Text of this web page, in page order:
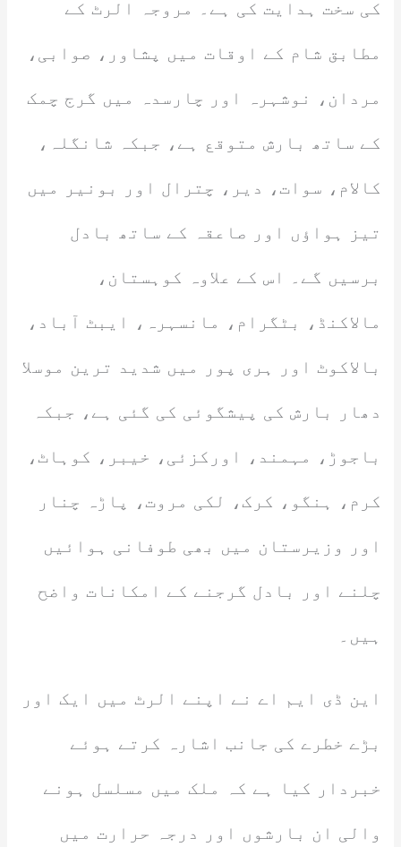
کی سخت ہدایت کی ہے۔ مروجہ الرٹ کے
مطابق شام کے اوقات میں پشاور، صوابی،
مردان، نوشہرہ اور چارسدہ میں گرج چمک
کے ساتھ بارش متوقع ہے، جبکہ شانگلہ،
کالام، سوات، دیر، چترال اور بونیر میں
تیز ہواؤں اور صاعقہ کے ساتھ بادل
برسیں گے۔ اس کے علاوہ کوہستان،
مالاکنڈ، بٹگرام، مانسہرہ، ایبٹ آباد،
بالاکوٹ اور ہری پور میں شدید ترین موسلا
دھار بارش کی پیشگوئی کی گئی ہے، جبکہ
باجوڑ، مہمند، اورکزئی، خیبر، کوہاٹ،
کرم، ہنگو، کرک، لکی مروت، پاڑہ چنار
اور وزیرستان میں بھی طوفانی ہوائیں
چلنے اور بادل گرجنے کے امکانات واضح
ہیں۔
این ڈی ایم اے نے اپنے الرٹ میں ایک اور
بڑے خطرے کی جانب اشارہ کرتے ہوئے
خبردار کیا ہے کہ ملک میں مسلسل ہونے
والی ان بارشوں اور درجہ حرارت میں